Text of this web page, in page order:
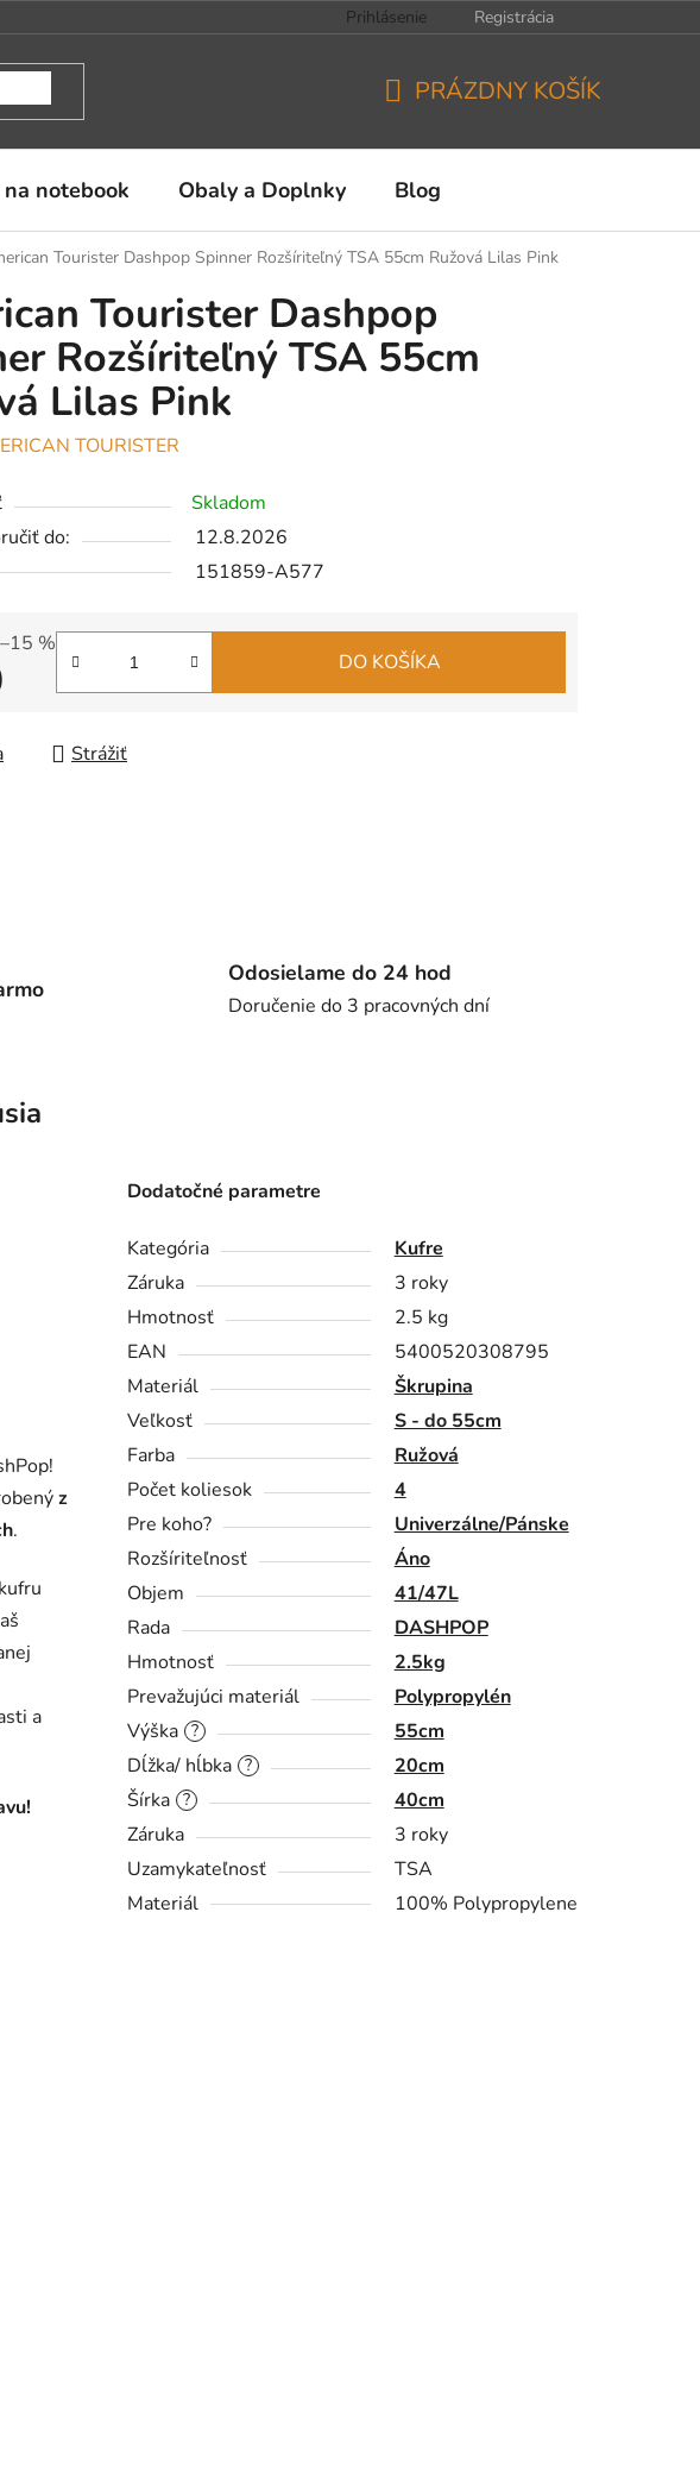
Prihlásenie Registrácia
KOŠÍK
PRÁZDNY KOŠÍK
na notebook Obaly a Doplnky Blog
Tourister Dashpop Spinner Rozšíriteľný TSA 55cm Ružová Lilas Pink
Tourister Dashpop
Rozšíriteľný TSA 55cm
Lilas Pink
TOURISTER
Skladom
do:
12.8.2026
151859-A577
–15 %
DO KOŠÍKA
Strážiť
Odosielame do 24 hod
Doručenie do 3 pracovných dní
z
.
a
Dodatočné parametre
Kategória
Kufre
Záruka
3 roky
Hmotnosť
2.5 kg
EAN
5400520308795
Materiál
Škrupina
Veľkosť
S - do 55cm
Farba
Ružová
Počet koliesok
4
Pre koho?
Univerzálne/Pánske
Rozšíriteľnosť
Áno
Objem
41/47L
Rada
DASHPOP
Hmotnosť
2.5kg
Prevažujúci materiál
Polypropylén
?
Výška 55cm
?
Dĺžka/ hĺbka 20cm
?
Šírka
40cm
Záruka
3 roky
Uzamykateľnosť
TSA
Materiál
100% Polypropylene